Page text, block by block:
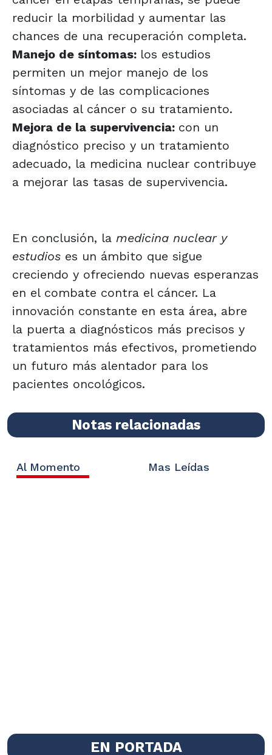
reducir la morbilidad y aumentar las
chances de una recuperación completa.
Manejo de síntomas: los estudios
permiten un mejor manejo de los
síntomas y de las complicaciones
asociadas al cáncer o su tratamiento.
Mejora de la supervivencia: con un
diagnóstico preciso y un tratamiento
adecuado, la medicina nuclear contribuye
a mejorar las tasas de supervivencia.
En conclusión, la medicina nuclear y
estudios es un ámbito que sigue
creciendo y ofreciendo nuevas esperanzas
en el combate contra el cáncer. La
innovación constante en esta área, abre
la puerta a diagnósticos más precisos y
tratamientos más efectivos, prometiendo
un futuro más alentador para los
pacientes oncológicos.
Notas relacionadas
Al Momento Mas Leídas
EN PORTADA